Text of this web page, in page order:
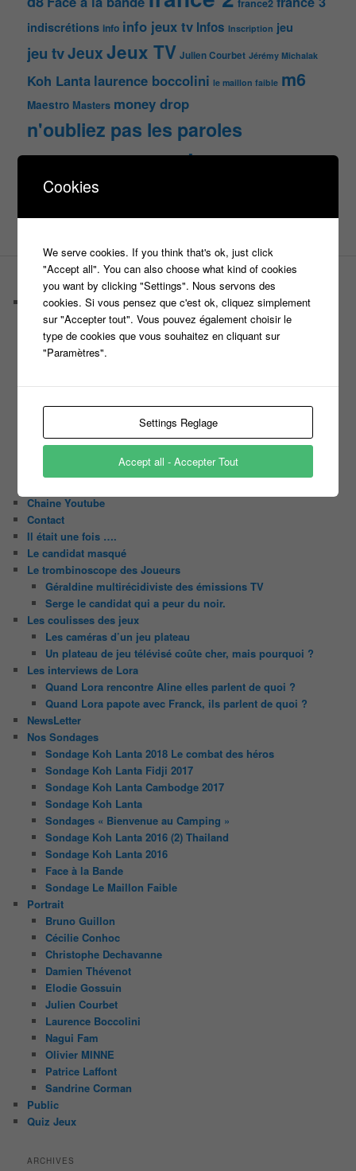
france2
indiscrétions info info jeux tv Infos Inscription jeu
jeu tvJeuxJeux TV Julien Courbet Jérémy Michalak
Koh Lanta laurence boccolini le maillon faible m6
Maestro Masters money drop
n'oubliez pas les paroles
nagui
tournagetv
PAGES
Castings
C’est quoi un casteur ?
C’est quoi un directeur de casting ?
Harry
Slam
Les 12 coups de midi
N’oubliez Pas Les Paroles
Chaine Youtube
Contact
Il était une fois ….
Le candidat masqué
Le trombinoscope des Joueurs
Géraldine multirécidiviste des émissions TV
Serge le candidat qui a peur du noir.
Les coulisses des jeux
Les caméras d’un jeu plateau
Un plateau de jeu télévisé coûte cher, mais pourquoi ?
Les interviews de Lora
Quand Lora rencontre Aline elles parlent de quoi ?
Quand Lora papote avec Franck, ils parlent de quoi ?
NewsLetter
Nos Sondages
Sondage Koh Lanta 2018 Le combat des héros
Sondage Koh Lanta Fidji 2017
Sondage Koh Lanta Cambodge 2017
Sondage Koh Lanta
Sondages « Bienvenue au Camping »
Sondage Koh Lanta 2016 (2) Thailand
Sondage Koh Lanta 2016
Face à la Bande
Sondage Le Maillon Faible
Portrait
Bruno Guillon
Cécilie Conhoc
Christophe Dechavanne
Damien Thévenot
Elodie Gossuin
Julien Courbet
Laurence Boccolini
Nagui Fam
Olivier MINNE
Patrice Laffont
Sandrine Corman
Public
Quiz Jeux
ARCHIVES
Cookies
We serve cookies. If you think that's ok, just click
"Accept all". You can also choose what kind of cookies
you want by clicking "Settings". Nous servons des
cookies. Si vous pensez que c'est ok, cliquez simplement
sur "Accepter tout". Vous pouvez également choisir le
type de cookies que vous souhaitez en cliquant sur
"Paramètres".
Settings Reglage
Accept all - Accepter Tout